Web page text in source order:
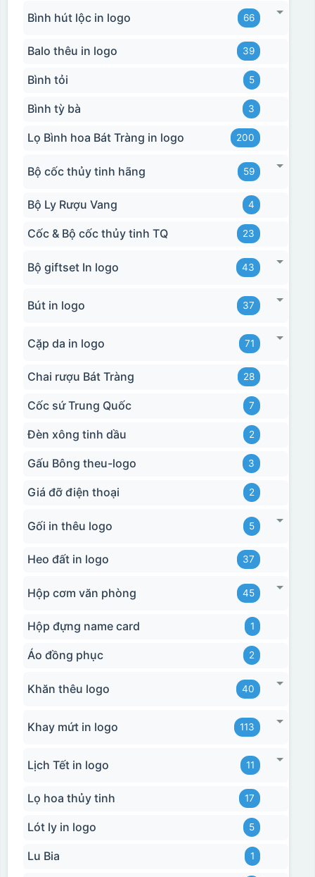
Bình hút lộc in logo 66
Balo thêu in logo 39
Bình tỏi 5
Bình tỳ bà 3
Lọ Bình hoa Bát Tràng in logo 200
Bộ cốc thủy tinh hãng 59
Bộ Ly Rượu Vang 4
Cốc & Bộ cốc thủy tinh TQ 23
Bộ giftset In logo 43
Bút in logo 37
Cặp da in logo 71
Chai rượu Bát Tràng 28
Cốc sứ Trung Quốc 7
Đèn xông tinh dầu 2
Gấu Bông theu-logo 3
Giá đỡ điện thoại 2
Gối in thêu logo 5
Heo đất in logo 37
Hộp cơm văn phòng 45
Hộp đựng name card 1
Áo đồng phục 2
Khăn thêu logo 40
Khay mứt in logo 113
Lịch Tết in logo 11
Lọ hoa thủy tinh 17
Lót ly in logo 5
Lu Bia 1